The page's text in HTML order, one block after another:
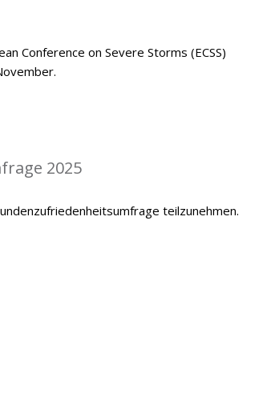
Conference on Severe Storms (ECSS)
2025
teilzunehmen.